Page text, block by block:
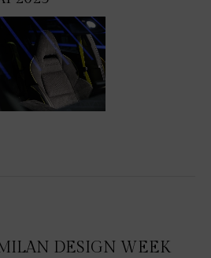
DESIGN WEEK